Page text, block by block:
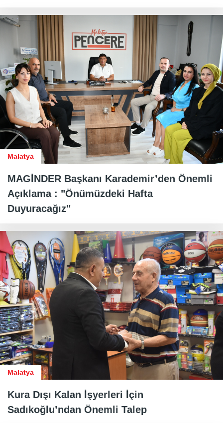
Malatya
MAGİNDER Başkanı Karademir’den Önemli
Açıklama : "Önümüzdeki Hafta
Duyuracağız"
Malatya
Kura Dışı Kalan İşyerleri İçin
Sadıkoğlu’ndan Önemli Talep